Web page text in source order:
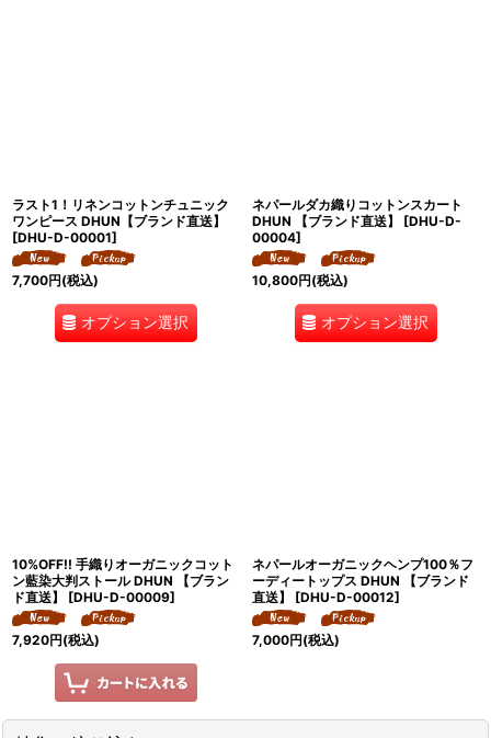
ラスト1！リネンコットンチュニック
ワンピース DHUN【ブランド直送】
[DHU-D-00001]
7,700円(税込)
オプション選択
ネパールダカ織りコットンスカート
DHUN 【ブランド直送】
[DHU-D-
00004]
10,800円(税込)
オプション選択
10%OFF!! 手織りオーガニックコット
ン藍染大判ストール DHUN 【ブラン
ド直送】
[DHU-D-00009]
7,920円(税込)
ネパールオーガニックヘンプ100％フ
ーディートップス DHUN 【ブランド
直送】
[DHU-D-00012]
7,000円(税込)